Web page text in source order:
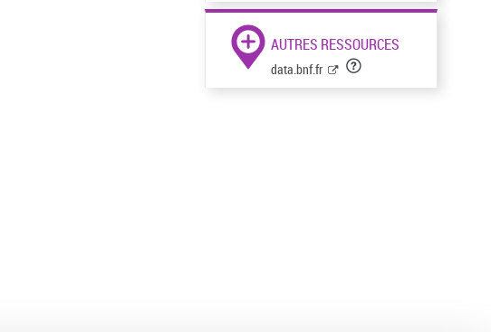
AUTRES RESSOURCES
data.bnf.fr